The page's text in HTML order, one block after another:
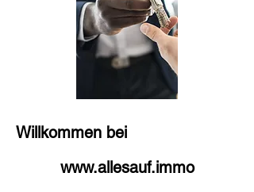
Willkommen bei
www.allesauf.immo